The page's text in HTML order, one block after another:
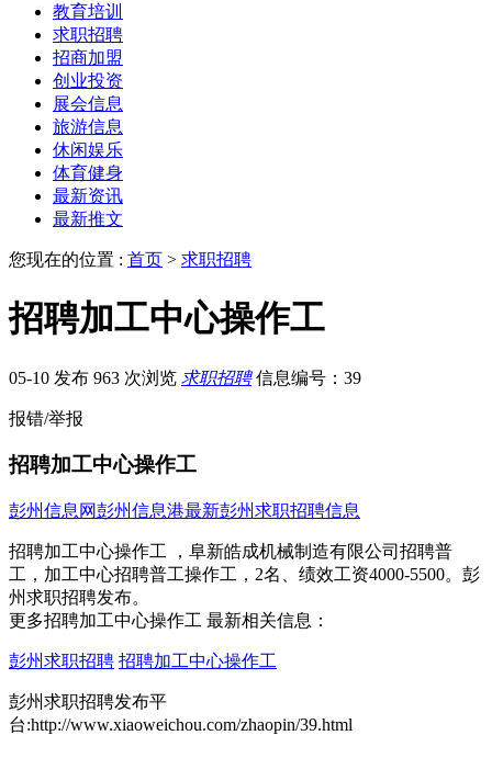
教育培训
求职招聘
招商加盟
创业投资
展会信息
旅游信息
休闲娱乐
体育健身
最新资讯
最新推文
您现在的位置 : 首页 > 求职招聘
招聘加工中心操作工
05-10 发布 963 次浏览 求职招聘 信息编号：39
报错/举报
招聘加工中心操作工
彭州信息网彭州信息港最新彭州求职招聘信息
招聘加工中心操作工 ，阜新皓成机械制造有限公司招聘普
工，加工中心招聘普工操作工，2名、绩效工资4000-5500。彭
州求职招聘发布。
更多招聘加工中心操作工 最新相关信息：
彭州求职招聘 招聘加工中心操作工
彭州求职招聘发布平
台:http://www.xiaoweichou.com/zhaopin/39.html